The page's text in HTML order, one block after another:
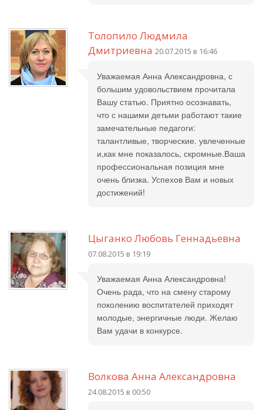
Толопило Людмила
Дмитриевна 20.07.2015 в 16:46
Уважаемая Анна Александровна, с
большим удовольствием прочитала
Вашу статью. Приятно осознавать,
что с нашими детьми работают такие
замечательные педагоги:
талантливые, творческие. увлеченные
и,как мне показалось, скромные.Ваша
профессиональная позиция мне
очень близка. Успехов Вам и новых
достижений!
Цыганко Любовь Геннадьевна
07.08.2015 в 19:19
Уважаемая Анна Александровна!
Очень рада, что на смену старому
поколению воспитателей приходят
молодые, энергичные люди. Желаю
Вам удачи в конкурсе.
Волкова Анна Александровна
24.08.2015 в 00:50